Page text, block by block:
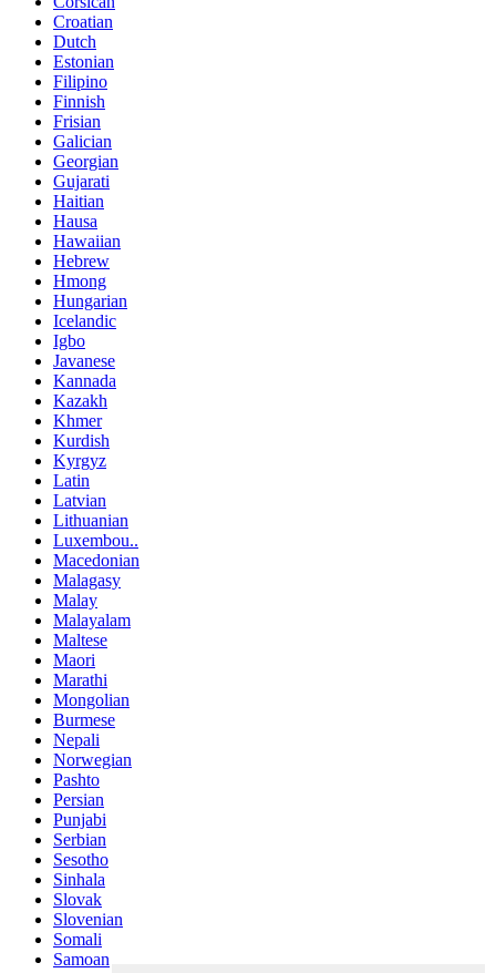
Croatian
Dutch
Estonian
Filipino
Finnish
Frisian
Galician
Georgian
Gujarati
Haitian
Hausa
Hawaiian
Hebrew
Hmong
Hungarian
Icelandic
Igbo
Javanese
Kannada
Kazakh
Khmer
Kurdish
Kyrgyz
Latin
Latvian
Lithuanian
Luxembou..
Macedonian
Malagasy
Malay
Malayalam
Maltese
Maori
Marathi
Mongolian
Burmese
Nepali
Norwegian
Pashto
Persian
Punjabi
Serbian
Sesotho
Sinhala
Slovak
Slovenian
Somali
Samoan